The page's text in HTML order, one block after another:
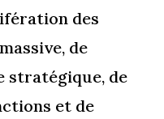
des
de
stratégique, de
et de